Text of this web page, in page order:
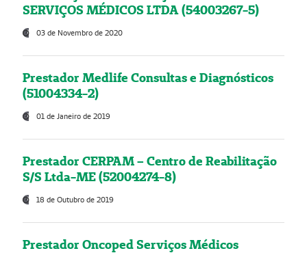
SERVIÇOS MÉDICOS LTDA (54003267-5)
03 de Novembro de 2020
Prestador Medlife Consultas e Diagnósticos
(51004334-2)
01 de Janeiro de 2019
Prestador CERPAM – Centro de Reabilitação
S/S Ltda-ME (52004274-8)
18 de Outubro de 2019
Prestador Oncoped Serviços Médicos